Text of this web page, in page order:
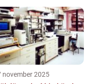
november 2025